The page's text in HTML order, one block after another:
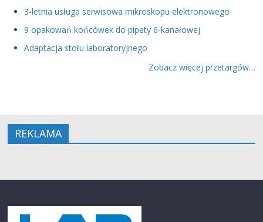
3-letnia usługa serwisowa mikroskopu elektronowego
9 opakowań końcówek do pipety 6-kanałowej
Adaptacja stołu laboratoryjnego
Zobacz więcej przetargów…
REKLAMA